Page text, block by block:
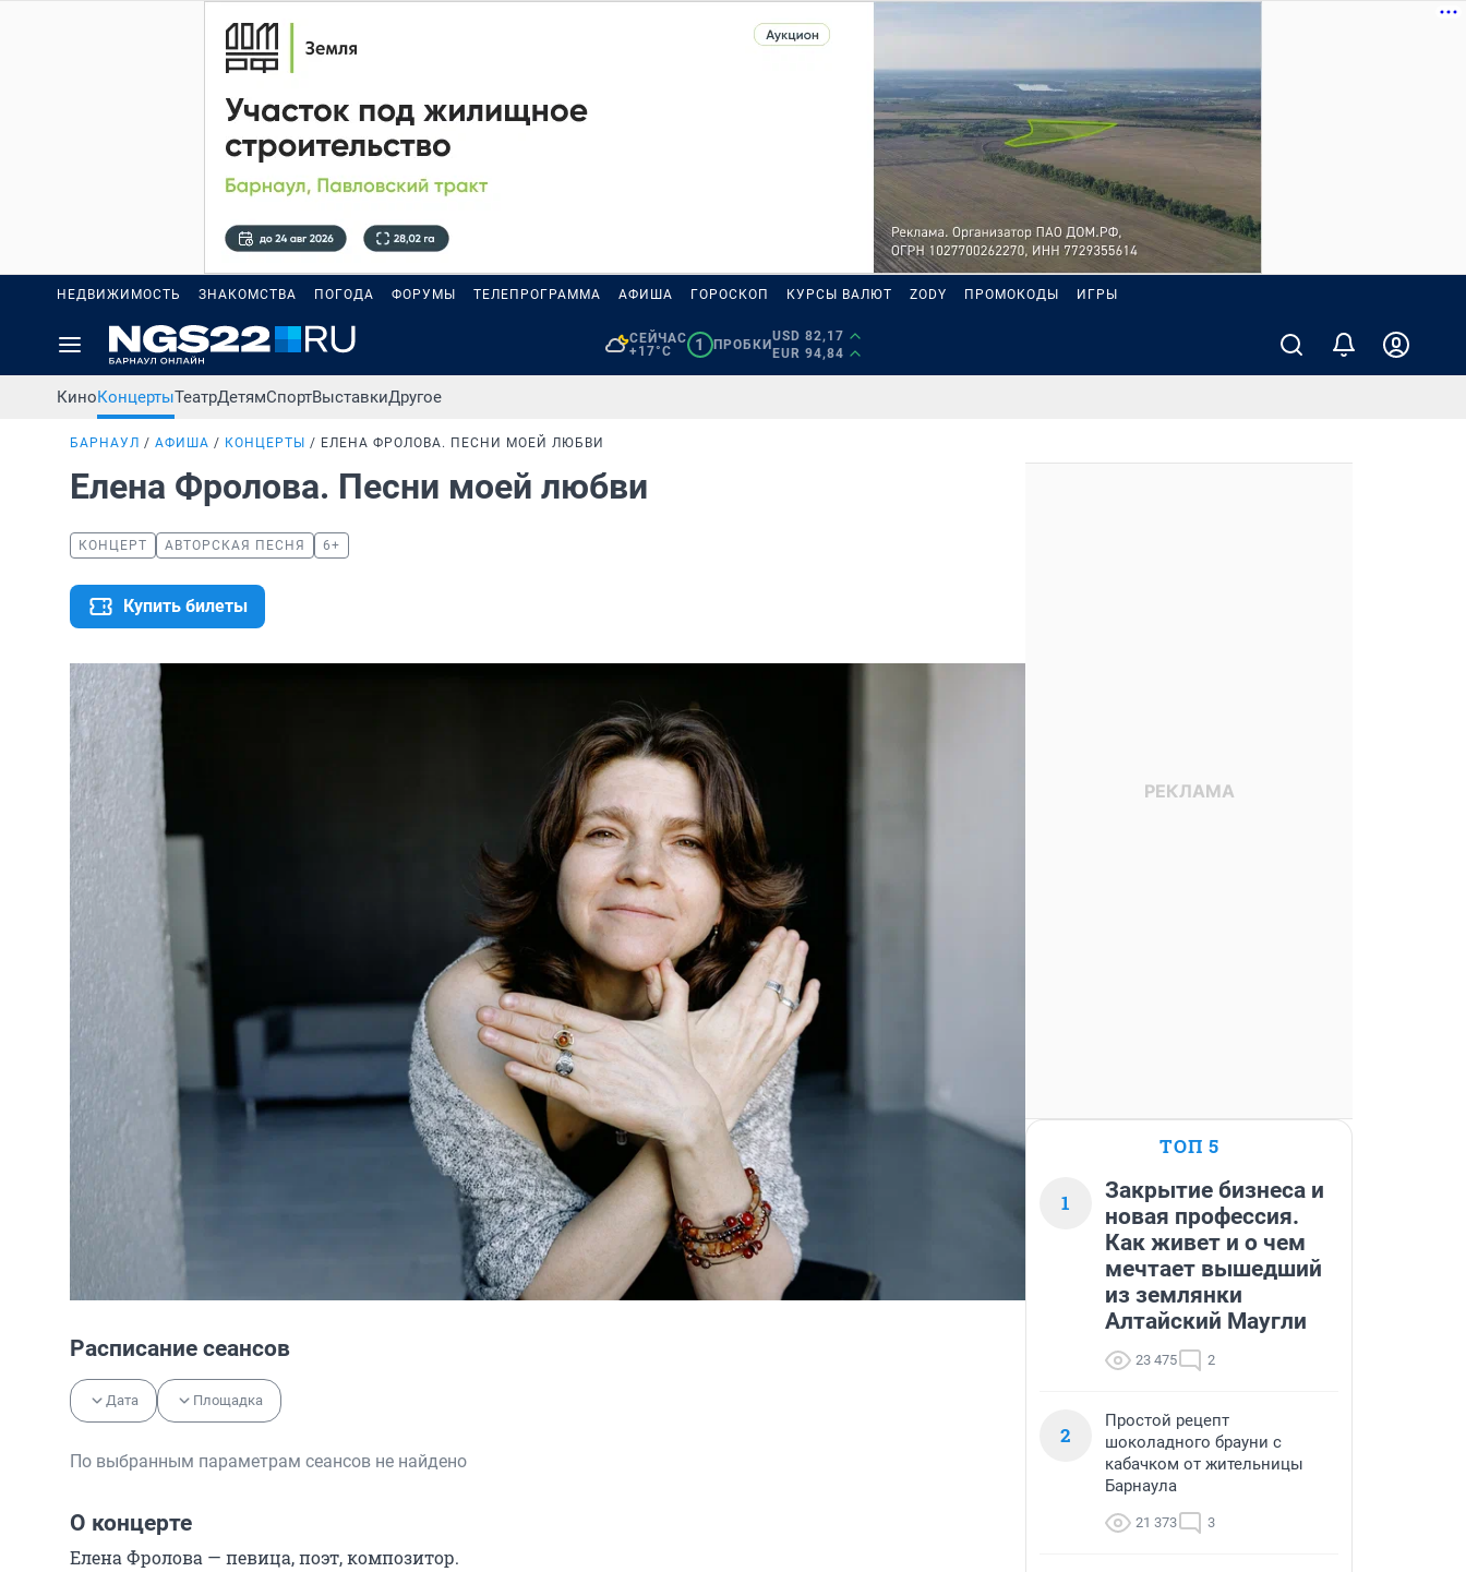
НЕДВИЖИМОСТЬ ЗНАКОМСТВА ПОГОДА ФОРУМЫ ТЕЛЕПРОГРАММА АФИША ГОРОСКОП КУРСЫ ВАЛЮТ ZODY ПРОМОКОДЫ ИГРЫ
СЕЙЧАС
+17°C
1 ПРОБКИ
USD 82,17
EUR 94,84
КиноКонцертыТеатрДетямСпортВыставкиДругое
БАРНАУЛ АФИША КОНЦЕРТЫ ЕЛЕНА ФРОЛОВА. ПЕСНИ МОЕЙ ЛЮБВИ
Елена Фролова. Песни моей любви
КОНЦЕРТ АВТОРСКАЯ ПЕСНЯ 6+
Купить билеты
Расписание сеансов
Дата Площадка
По выбранным параметрам сеансов не найдено
О концерте
Елена Фролова — певица, поэт, композитор.
ТОП 5
1
Закрытие бизнеса и
новая профессия.
Как живет и о чем
мечтает вышедший
из землянки
Алтайский Маугли
23 475 2
2
Простой рецепт
шоколадного брауни с
кабачком от жительницы
Барнаула
21 373 3